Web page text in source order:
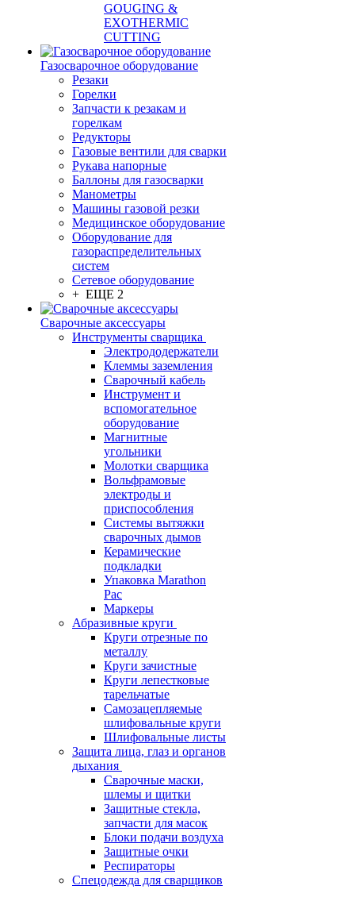
GOUGING &
EXOTHERMIC
CUTTING
Газосварочное оборудование
Резаки
Горелки
Запчасти к резакам и
горелкам
Редукторы
Газовые вентили для сварки
Рукава напорные
Баллоны для газосварки
Манометры
Машины газовой резки
Медицинское оборудование
Оборудование для
газораспределительных
систем
Сетевое оборудование
+ ЕЩЕ 2
Сварочные аксессуары
Инструменты сварщика
Электрододержатели
Клеммы заземления
Сварочный кабель
Инструмент и
вспомогательное
оборудование
Магнитные
угольники
Молотки сварщика
Вольфрамовые
электроды и
приспособления
Системы вытяжки
сварочных дымов
Керамические
подкладки
Упаковка Marathon
Pac
Маркеры
Абразивные круги
Круги отрезные по
металлу
Круги зачистные
Круги лепестковые
тарельчатые
Самозацепляемые
шлифовальные круги
Шлифовальные листы
Защита лица, глаз и органов
дыхания
Сварочные маски,
шлемы и щитки
Защитные стекла,
запчасти для масок
Блоки подачи воздуха
Защитные очки
Респираторы
Спецодежда для сварщиков